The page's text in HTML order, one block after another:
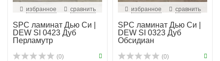
избранное сравнить
SPC ламинат Дью Си |
DEW SI 0423 Дуб
Перламутр
(0)
избранное сравнить
SPC ламинат Дью Си |
DEW SI 0323 Дуб
Обсидиан
(0)